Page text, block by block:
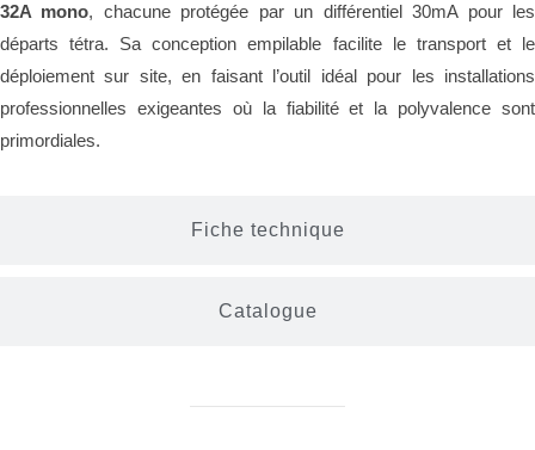
Fiche technique
Catalogue
32A mono, chacune protégée par un différentiel 30mA pour les
départs tétra. Sa conception empilable facilite le transport et le
déploiement sur site, en faisant l’outil idéal pour les installations
professionnelles exigeantes où la fiabilité et la polyvalence sont
primordiales.